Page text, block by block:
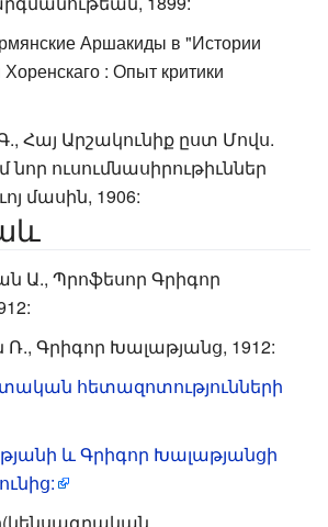
Аршакиды в "Истории
: Опыт критики
Հայ Արշակունիք ըստ Մովս.
նոր ուսումնասիրութիւններ
մասին, 1906:
Ա., Պրոֆեսոր Գրիգոր
Գրիգոր Խալաթյանց, 1912:
հետազոտությունների
և Գրիգոր Խալաթյանցի